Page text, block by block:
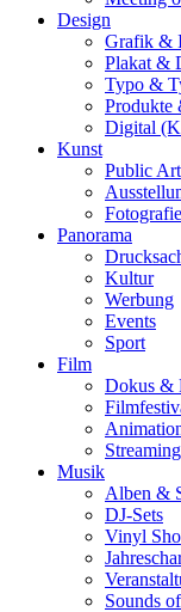
Design
Grafik &
Plakat &
Typo &
Produkte
Digital
Kunst
Public Art
Fotografie
Panorama
Kultur
Werbung
Events
Sport
Film
Dokus &
Musik
Alben &
DJ-Sets
Vinyl
Sounds